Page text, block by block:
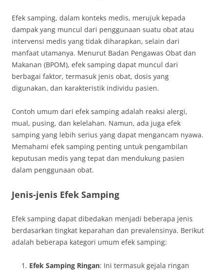
Efek samping, dalam konteks medis, merujuk kepada
dampak yang muncul dari penggunaan suatu obat atau
intervensi medis yang tidak diharapkan, selain dari
manfaat utamanya. Menurut Badan Pengawas Obat dan
Makanan (BPOM), efek samping dapat muncul dari
berbagai faktor, termasuk jenis obat, dosis yang
digunakan, dan karakteristik individu pasien.
Contoh umum dari efek samping adalah reaksi alergi,
mual, pusing, dan kelelahan. Namun, ada juga efek
samping yang lebih serius yang dapat mengancam nyawa.
Memahami efek samping penting untuk pengambilan
keputusan medis yang tepat dan mendukung pasien
dalam penggunaan obat.
Jenis-jenis Efek Samping
Efek samping dapat dibedakan menjadi beberapa jenis
berdasarkan tingkat keparahan dan prevalensinya. Berikut
adalah beberapa kategori umum efek samping:
Efek Samping Ringan: Ini termasuk gejala ringan